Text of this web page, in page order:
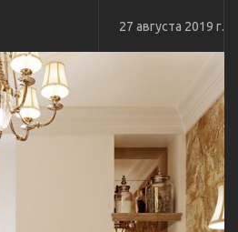
27 августа 2019 г.